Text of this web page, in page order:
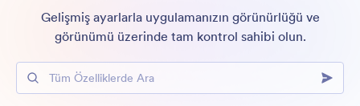
Gelişmiş ayarlarla uygulamanızın görünürlüğü ve
görünümü üzerinde tam kontrol sahibi olun.
Tüm Özelliklerde Ara